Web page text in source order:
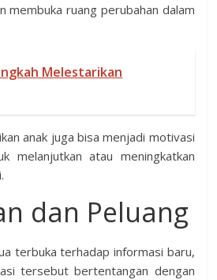
membuka ruang perubahan dalam
Melestarikan
anak juga bisa menjadi motivasi
melanjutkan atau meningkatkan
dan Peluang
terbuka terhadap informasi baru,
tersebut bertentangan dengan